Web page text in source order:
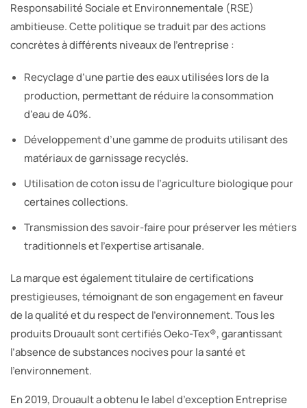
Responsabilité Sociale et Environnementale (RSE)
ambitieuse. Cette politique se traduit par des actions
concrètes à différents niveaux de l’entreprise :
Recyclage d’une partie des eaux utilisées lors de la
production, permettant de réduire la consommation
d’eau de 40%.
Développement d’une gamme de produits utilisant des
matériaux de garnissage recyclés.
Utilisation de coton issu de l’agriculture biologique pour
certaines collections.
Transmission des savoir-faire pour préserver les métiers
traditionnels et l’expertise artisanale.
La marque est également titulaire de certifications
prestigieuses, témoignant de son engagement en faveur
de la qualité et du respect de l’environnement. Tous les
produits Drouault sont certifiés Oeko-Tex®, garantissant
l’absence de substances nocives pour la santé et
l’environnement.
En 2019, Drouault a obtenu le label d’exception Entreprise